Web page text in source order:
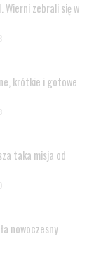
Wierni zebrali się w
krótkie i gotowe
taka misja od
nowoczesny